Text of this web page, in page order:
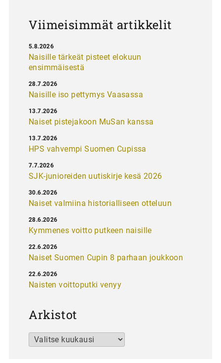
Viimeisimmät artikkelit
Naisille tärkeät pisteet elokuun
ensimmäisestä
5.8.2026
Naisille iso pettymys Vaasassa
28.7.2026
Naiset pistejakoon MuSan kanssa
13.7.2026
HPS vahvempi Suomen Cupissa
13.7.2026
SJK-junioreiden uutiskirje kesä 2026
7.7.2026
Naiset valmiina historialliseen otteluun
30.6.2026
Kymmenes voitto putkeen naisille
28.6.2026
Naiset Suomen Cupin 8 parhaan joukkoon
22.6.2026
Naisten voittoputki venyy
22.6.2026
Arkistot
Arkistot